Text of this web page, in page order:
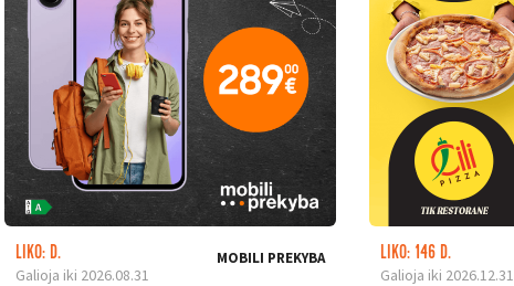
LIKO: D.
Galioja iki 2026.08.31
MOBILI PREKYBA
LIKO: 146 D.
Galioja iki 2026.12.31